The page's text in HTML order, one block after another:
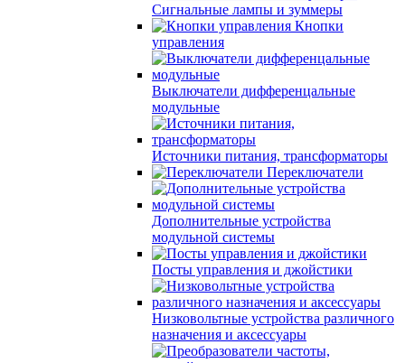
Сигнальные лампы и зуммеры
Кнопки
управления
Выключатели дифференцальные
модульные
Источники питания, трансформаторы
Переключатели
Дополнительные устройства
модульной системы
Посты управления и джойстики
Низковольтные устройства различного
назначения и аксессуары